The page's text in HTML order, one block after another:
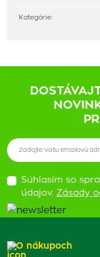
Kategórie:
Súhlasím so
údajov. Zásady
O nákupoch